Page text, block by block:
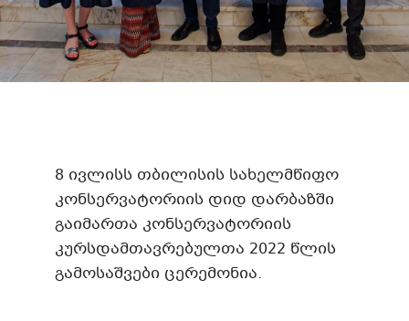
8 ივლისს თბილისის სახელმწიფო
კონსერვატორიის დიდ დარბაზში
გაიმართა კონსერვატორიის
კურსდამთავრებულთა 2022 წლის
გამოსაშვები ცერემონია.